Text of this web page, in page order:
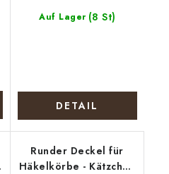
Auf Lager (8 St)
DETAIL
Runder Deckel für
Häkelkörbe - Kätzchen